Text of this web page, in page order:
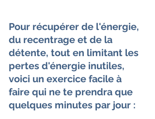
Pour récupérer de l'énergie,
du recentrage et de la
détente, tout en limitant les
pertes d'énergie inutiles,
voici un exercice facile à
faire qui ne te prendra que
quelques minutes par jour :